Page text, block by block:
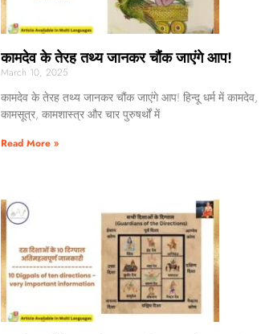
कामदेव के तेरह तथ्य जानकर चौंक जाएंगे आप!
March 10, 2025
कामदेव के तेरह तथ्य जानकर चौंक जाएंगे आप! हिन्दू धर्म में कामदेव,
कामसूत्र, कामशास्त्र और चार पुरुषर्थों में
Read More »